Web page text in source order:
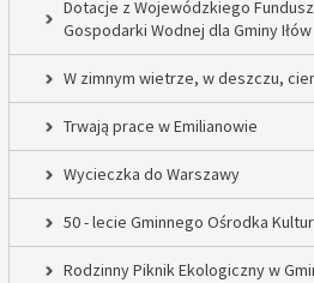
Dotacje z Wojewódzkiego
Gospodarki Wodnej dla Gminy Iłów
W zimnym wietrze, w deszczu,
Trwają prace w Emilianowie
Wycieczka do Warszawy
50 - lecie Gminnego Ośrodka
Rodzinny Piknik Ekologiczny w